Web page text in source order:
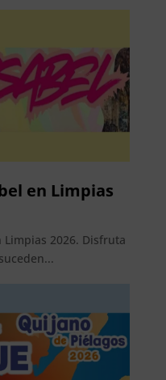
en Limpias
Limpias 2026. Disfruta